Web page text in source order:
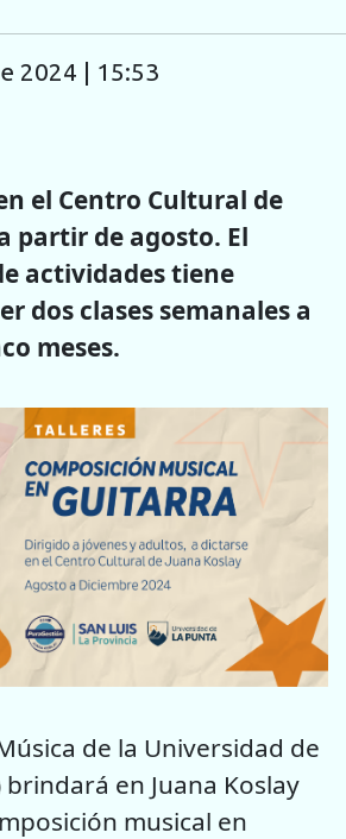
2024 | 15:53
el Centro Cultural de
partir de agosto. El
actividades tiene
dos clases semanales a
meses.
de la Universidad de
brindará en Juana Koslay
musical en